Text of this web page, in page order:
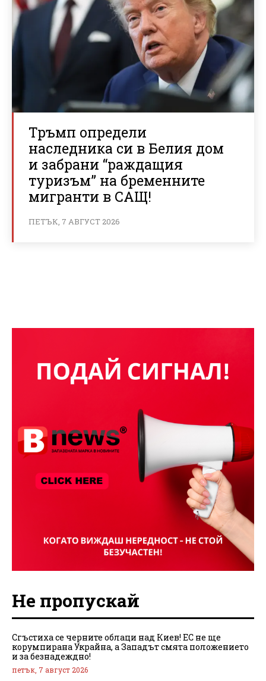
Тръмп определи
наследника си в Белия дом
и забрани “раждащия
туризъм” на бременните
мигранти в САЩ!
ПЕТЪК, 7 АВГУСТ 2026
Не пропускай
Сгъстиха се черните облаци над Киев! ЕС не ще
корумпирана Украйна, а Западът смята положението
и за безнадеждно!
петък, 7 август 2026